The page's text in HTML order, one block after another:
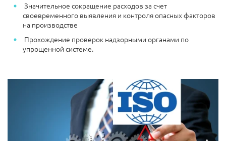
Значительное сокращение расходов за счет
своевременного выявления и контроля опасных факторов
на производстве
Прохождение проверок надзорными органами по
упрощенной системе.